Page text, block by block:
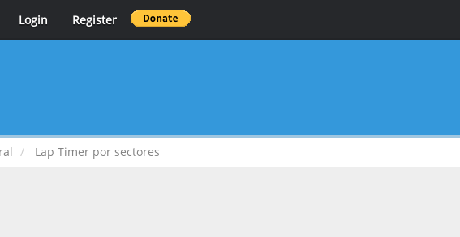
Login Register
Lap Timer por sectores